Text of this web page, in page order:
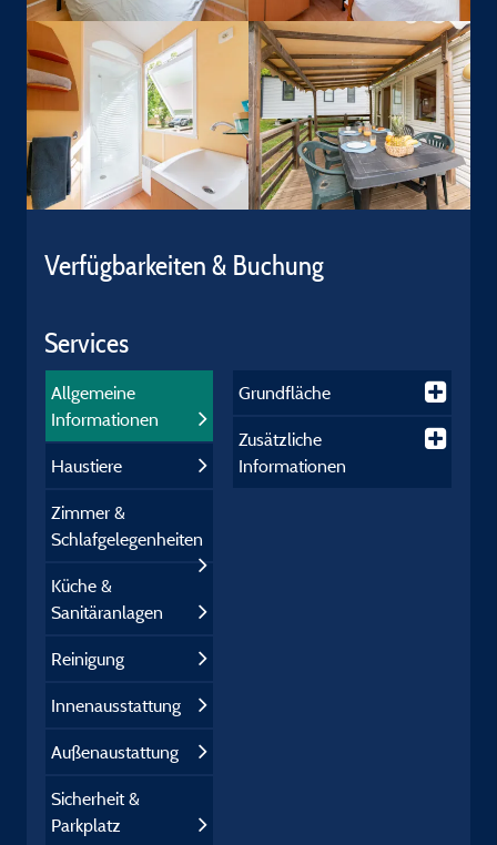
Verfügbarkeiten & Buchung
Services
Allgemeine
Informationen
Haustiere
Zimmer &
Schlafgelegenheiten
Küche &
Sanitäranlagen
Reinigung
Innenausstattung
Außenaustattung
Sicherheit &
Parkplatz
Grundfläche
Zusätzliche
Informationen